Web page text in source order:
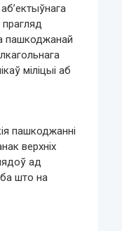
пашкоджанай
міліцыі аб
пашкоджанні
верхніх
ад
што на